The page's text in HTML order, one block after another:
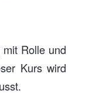
Rolle und
Kurs wird